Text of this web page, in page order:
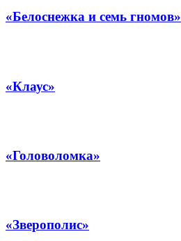
«Белоснежка и семь гномов»
«Клаус»
«Головоломка»
«Зверополис»